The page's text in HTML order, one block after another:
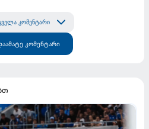
კომენტარი
კომენტარი